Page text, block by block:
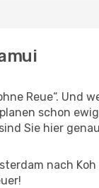
Reue“.
schon
Sie hier
nach